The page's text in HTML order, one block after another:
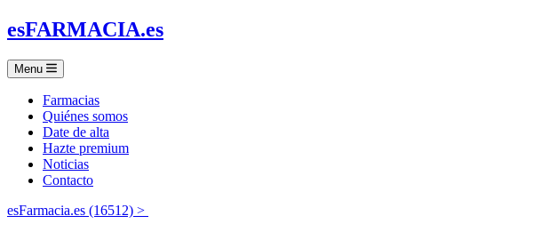
esFARMACIA.es
Menu
Farmacias
Quiénes somos
Date de alta
Hazte premium
Noticias
Contacto
esFarmacia.es (16512) >